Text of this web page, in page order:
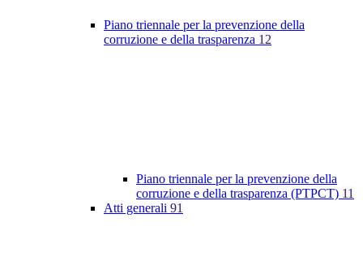
Piano triennale per la prevenzione della
corruzione e della trasparenza 12
Piano triennale per la prevenzione della
corruzione e della trasparenza (PTPCT) 11
Atti generali 91